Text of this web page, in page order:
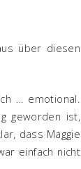
über diesen
… emotional.
geworden ist,
dass Maggie
einfach nicht